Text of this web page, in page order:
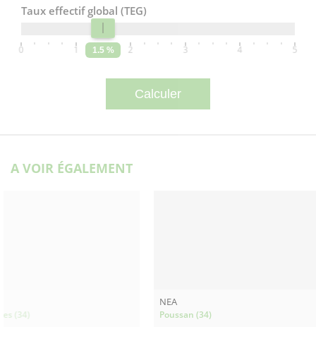
Taux effectif global (TEG)
1.5 %
0 1 2 3 4 5
A VOIR ÉGALEMENT
(34)
NEA
Poussan (34)